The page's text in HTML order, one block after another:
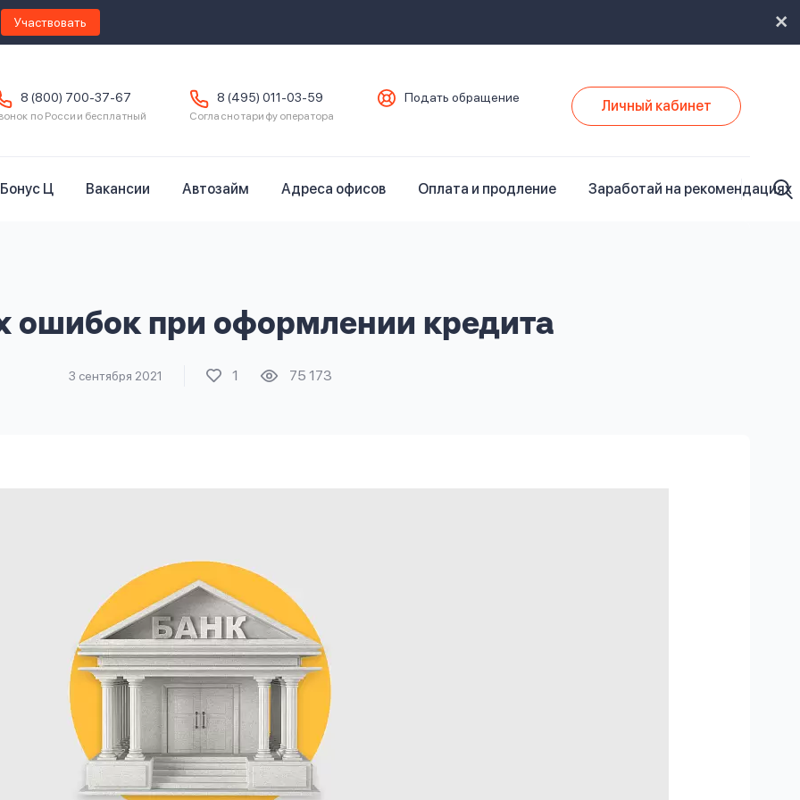
Участвовать
8 (800) 700-37-67
по России бесплатный
8 (495) 011-03-59
Согласно тарифу оператора
Подать обращение Личный кабинет
Бонус Ц Вакансии Автозайм Адреса офисов Оплата и продление Заработай на рекомендациях
ошибок при оформлении кредита
3 сентября 2021 1 75 173